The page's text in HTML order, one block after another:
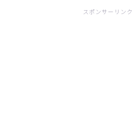
スポンサーリンク